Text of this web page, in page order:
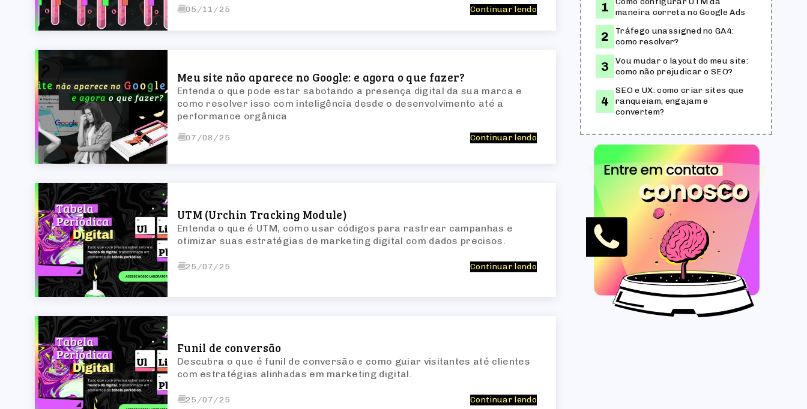
reputação sólida!
05/11/25 Continuar lendo
Meu site não aparece no Google: e agora o que fazer?
Entenda o que pode estar sabotando a presença digital da sua marca e
como resolver isso com inteligência desde o desenvolvimento até a
performance orgânica
07/08/25 Continuar lendo
UTM (Urchin Tracking Module)
Entenda o que é UTM, como usar códigos para rastrear campanhas e
otimizar suas estratégias de marketing digital com dados precisos.
25/07/25 Continuar lendo
Funil de conversão
Descubra o que é funil de conversão e como guiar visitantes até clientes
com estratégias alinhadas em marketing digital.
25/07/25 Continuar lendo
maneira correta no Google Ads
Tráfego unassigned no GA4:
como resolver?
Vou mudar o layout do meu site:
como não prejudicar o SEO?
SEO e UX: como criar sites que
ranqueiam, engajam e
convertem?